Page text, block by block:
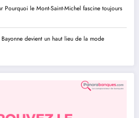
Pourquoi le Mont-Saint-Michel fascine toujours
devient un haut lieu de la mode